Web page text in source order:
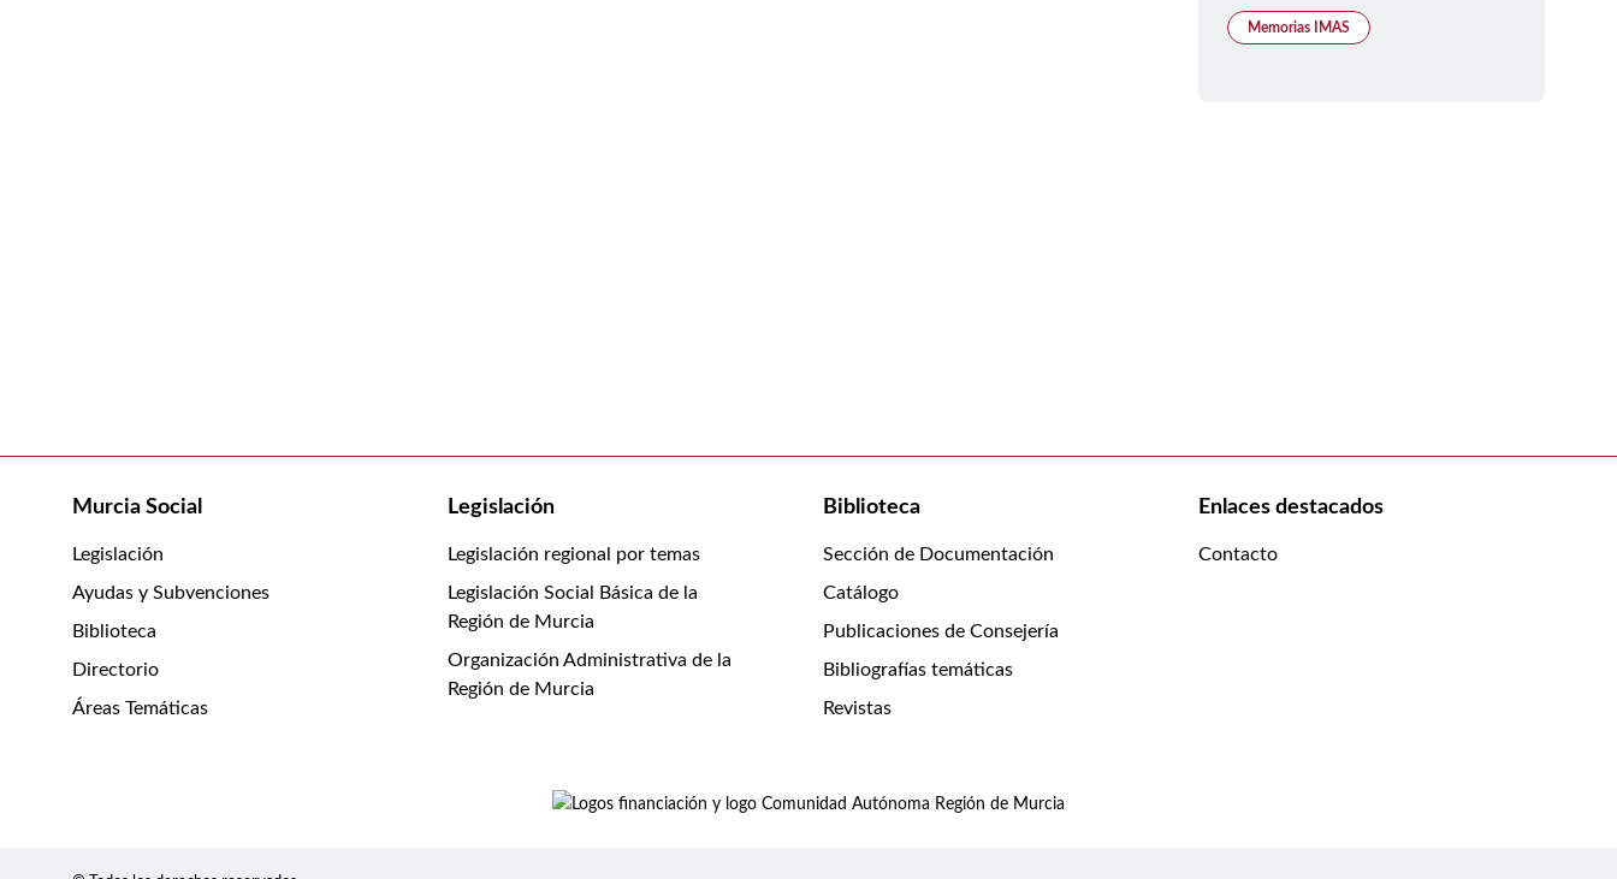
Memorias IMAS
Murcia Social
Legislación
Ayudas y Subvenciones
Biblioteca
Directorio
Áreas Temáticas
Legislación
Legislación regional por temas
Legislación Social Básica de la
Región de Murcia
Organización Administrativa de la
Región de Murcia
Biblioteca
Sección de Documentación
Catálogo
Publicaciones de Consejería
Bibliografías temáticas
Revistas
Enlaces destacados
Contacto